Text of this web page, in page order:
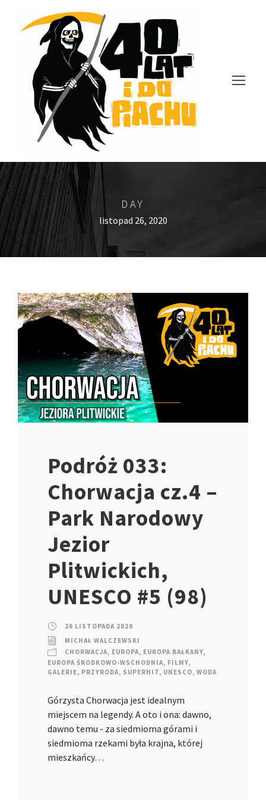
DAY
listopad 26, 2020
Podróż 033:
Chorwacja cz.4 –
Park Narodowy
Jezior
Plitwickich,
UNESCO #5 (98)
26 LISTOPADA 2020
MICHAŁ WALCZEWSKI
CHORWACJA, EUROPA, EUROPA BAŁKANY,
EUROPA ŚRODKOWO-WSCHODNIA, FILMY,
GALERIE, PRZYRODA, SUPERHIT, UNESCO, WODA
Górzysta Chorwacja jest idealnym
miejscem na legendy. A oto i ona: dawno,
dawno temu - za siedmioma górami i
siedmioma rzekami była krajna, której
mieszkańcy…